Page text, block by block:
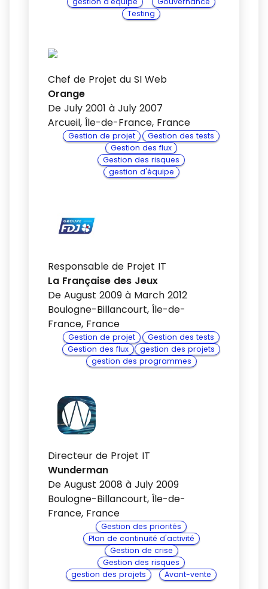
Testing
Chef de Projet du SI Web
Orange
De July 2001 à July 2007
Arcueil, Île-de-France, France
Gestion de projet
Gestion des tests
Gestion des flux
Gestion des risques
gestion d'équipe
Responsable de Projet IT
La Française des Jeux
De August 2009 à March 2012
Boulogne-Billancourt, Île-de-
France, France
Gestion de projet
Gestion des tests
Gestion des flux
gestion des projets
gestion des programmes
Directeur de Projet IT
Wunderman
De August 2008 à July 2009
Boulogne-Billancourt, Île-de-
France, France
Gestion des priorités
Plan de continuité d'activité
Gestion de crise
Gestion des risques
gestion des projets
Avant-vente